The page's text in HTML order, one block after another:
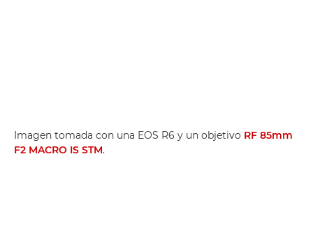
Imagen tomada con una EOS R6 y un objetivo RF 85mm
F2 MACRO IS STM.